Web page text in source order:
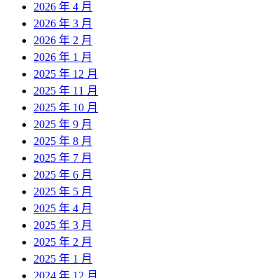
2026 年 4 月
2026 年 3 月
2026 年 2 月
2026 年 1 月
2025 年 12 月
2025 年 11 月
2025 年 10 月
2025 年 9 月
2025 年 8 月
2025 年 7 月
2025 年 6 月
2025 年 5 月
2025 年 4 月
2025 年 3 月
2025 年 2 月
2025 年 1 月